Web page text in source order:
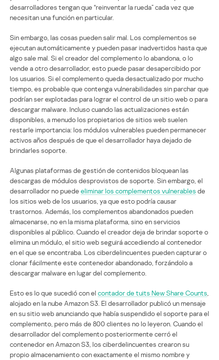
desarrolladores tengan que “reinventar la rueda” cada vez que
necesitan una función en particular.
Sin embargo, las cosas pueden salir mal. Los complementos se
ejecutan automáticamente y pueden pasar inadvertidos hasta que
algo sale mal. Si el creador del complemento lo abandona, o lo
vende a otro desarrollador, esto puede pasar desapercibido por
los usuarios. Si el complemento queda desactualizado por mucho
tiempo, es probable que contenga vulnerabilidades sin parchar que
podrían ser explotadas para lograr el control de un sitio web o para
descargar malware. Incluso cuando las actualizaciones están
disponibles, a menudo los propietarios de sitios web suelen
restarle importancia: los módulos vulnerables pueden permanecer
activos años después de que el desarrollador haya dejado de
brindarles soporte.
Algunas plataformas de gestión de contenidos bloquean las
descargas de módulos desprovistos de soporte. Sin embargo, el
desarrollador no puede eliminar los complementos vulnerables de
los sitios web de los usuarios, ya que esto podría causar
trastornos. Además, los complementos abandonados pueden
almacenarse, no en la misma plataforma, sino en servicios
disponibles al público. Cuando el creador deja de brindar soporte o
elimina un módulo, el sitio web seguirá accediendo al contenedor
en el que se encontraba. Los ciberdelincuentes pueden capturar o
clonar fácilmente este contenedor abandonado, forzándolo a
descargar malware en lugar del complemento.
Esto es lo que sucedió con el contador de tuits New Share Counts
alojado en la nube Amazon S3. El desarrollador publicó un mensaje
en su sitio web anunciando que había suspendido el soporte para el
complemento, pero más de 800 clientes no lo leyeron. Cuando el
desarrollador del complemento posteriormente cerró el
contenedor en Amazon S3, los ciberdelincuentes crearon su
propio almacenamiento con exactamente el mismo nombre y